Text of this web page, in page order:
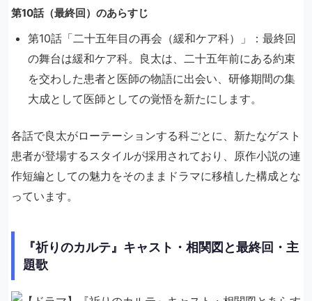
第10話（最終回）のあらすじ
第10話「二十五年目の再会（緩和ケア科）」：最終回
の舞台は緩和ケア科。良太は、二十五年前にある約束
を交わした患者と医師の物語に出会い、研修期間の集
大成として医師としての覚悟を新たにします。
各話で良太がローテーションする科ごとに、新たなゲスト
患者が登場するスタイルが採用されており、原作小説の連
作短編としての魅力をそのままドラマに移植した構成とな
っています。
『祈りのカルテ』キャスト・相関図と最終回・主
題歌